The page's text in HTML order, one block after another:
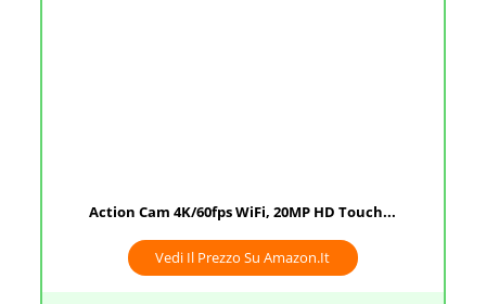
Action Cam 4K/60fps WiFi, 20MP HD Touch...
Vedi Il Prezzo Su Amazon.it